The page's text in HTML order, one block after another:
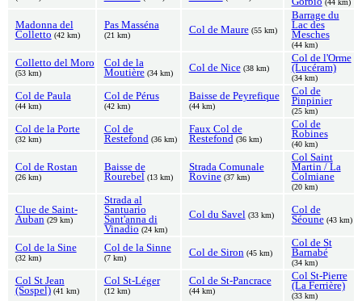
(44 km)
Madonna del
Colletto (42 km)
Pas Masséna
(21 km) Col de Maure (55 km)
Barrage du
Lac des
Mesches
(44 km)
Colletto del Moro
(53 km)
Col de la
Moutière (34 km) Col de Nice (38 km)
Col de l'Orme
(Lucéram)
(34 km)
Col de Paula
(44 km)
Col de Pérus
(42 km)
Baisse de Peyrefique
(44 km)
Col de
Pinpinier
(25 km)
Col de la Porte
(32 km)
Col de
Restefond (36 km)
Faux Col de
Restefond (36 km)
Col de
Robines
(40 km)
Col de Rostan
(26 km)
Baisse de
Rourebel (13 km)
Strada Comunale
Rovine (37 km)
Col Saint
Martin / La
Colmiane
(20 km)
Clue de Saint-
Auban (29 km)
Strada al
Santuario
Sant'anna di
Vinadio (24 km)
Col du Savel (33 km)
Col de
Séoune (43 km)
Col de la Sine
(32 km)
Col de la Sinne
(7 km) Col de Siron (45 km)
Col de St
Barnabé
(34 km)
Col St Jean
(Sospel) (41 km)
Col St-Léger
(12 km)
Col de St-Pancrace
(44 km)
Col St-Pierre
(La Ferrière)
(33 km)